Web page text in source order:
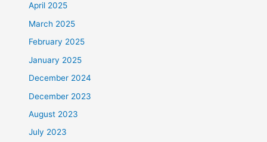
April 2025
March 2025
February 2025
January 2025
December 2024
December 2023
August 2023
July 2023